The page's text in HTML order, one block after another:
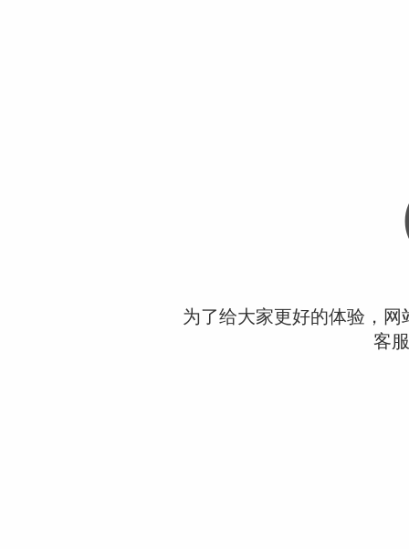
为了给大家更好的体验，
客